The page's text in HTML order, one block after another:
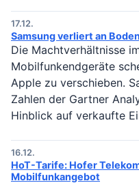
17.12.
Samsung verliert an Boden
Die Machtverhältnisse
Mobilfunkendgeräte
Apple zu verschieben.
Zahlen der Gartner
Hinblick auf verkaufte
16.12.
HoT-Tarife: Hofer
Mobilfunkangebot